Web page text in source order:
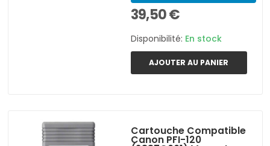
39,50 €
Disponibilité: En stock
AJOUTER AU PANIER
Cartouche Compatible
Canon PFI-120